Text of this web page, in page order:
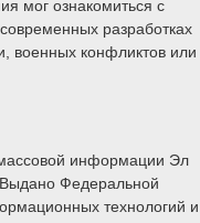
мог ознакомиться с
разработках
военных конфликтов или
массовой информации Эл
Федеральной
технологий и